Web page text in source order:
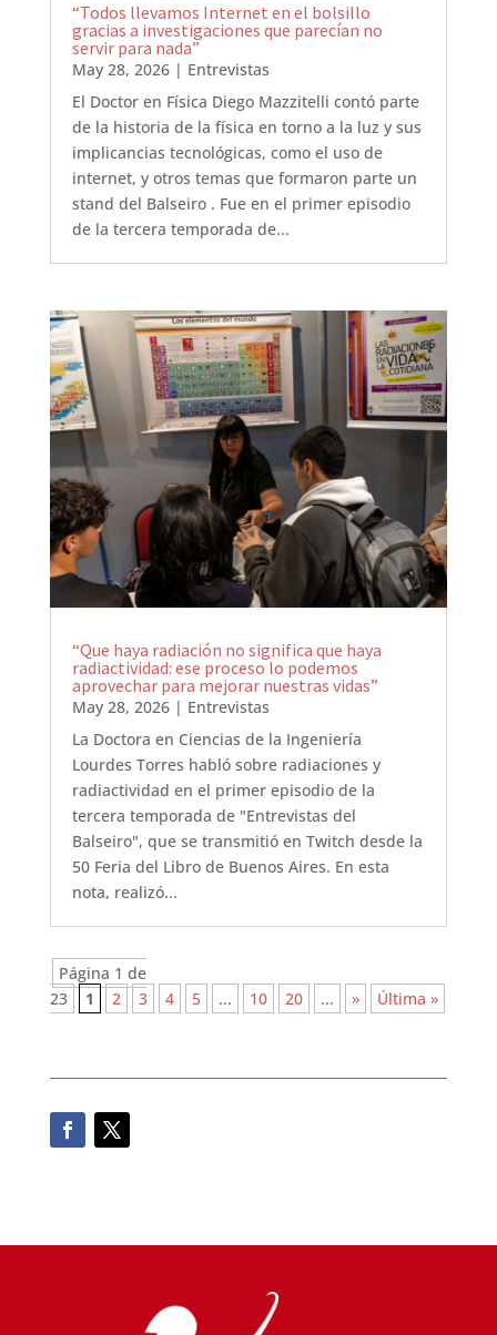
“Todos llevamos Internet en el bolsillo
gracias a investigaciones que parecían no
servir para nada”
May 28, 2026| Entrevistas
El Doctor en Física Diego Mazzitelli contó parte
de la historia de la física en torno a la luz y sus
implicancias tecnológicas, como el uso de
internet, y otros temas que formaron parte un
stand del Balseiro . Fue en el primer episodio
de la tercera temporada de...
“Que haya radiación no significa que haya
radiactividad: ese proceso lo podemos
aprovechar para mejorar nuestras vidas”
May 28, 2026| Entrevistas
La Doctora en Ciencias de la Ingeniería
Lourdes Torres habló sobre radiaciones y
radiactividad en el primer episodio de la
tercera temporada de "Entrevistas del
Balseiro", que se transmitió en Twitch desde la
50 Feria del Libro de Buenos Aires. En esta
nota, realizó...
Página 1 de
23
1 2 3 4 5 ... 10 20 ... » Última »